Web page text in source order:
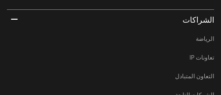
الشراكات
الرياضة
تعاونات IP
التعاون المتبادل